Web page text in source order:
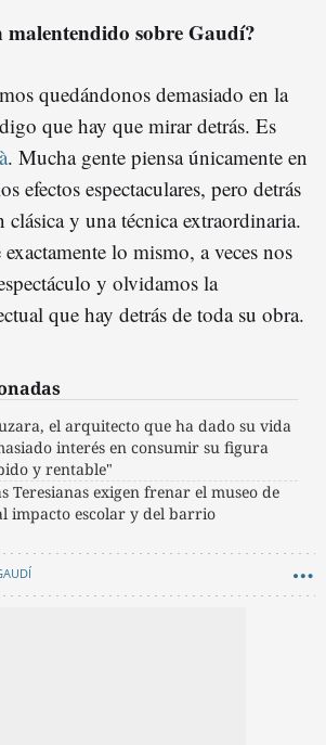
sobre Gaudí?
quedándonos demasiado en la
que hay que mirar detrás. Es
. Mucha gente piensa únicamente en
efectos espectaculares, pero detrás
y una técnica extraordinaria.
lo mismo, a veces nos
y olvidamos la
que hay detrás de toda su obra.
el arquitecto que ha dado su vida
interés en consumir su figura
y rentable"
Teresianas exigen frenar el museo de
impacto escolar y del barrio